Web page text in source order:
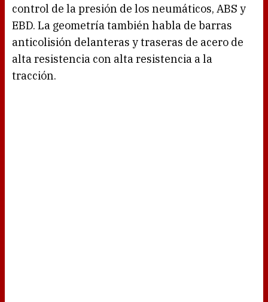
control de la presión de los neumáticos, ABS y
EBD. La geometría también habla de barras
anticolisión delanteras y traseras de acero de
alta resistencia con alta resistencia a la
tracción.